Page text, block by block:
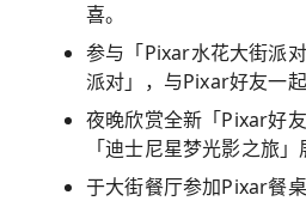
喜。
参与「Pixar水花大街派
派对」，与Pixar好友一
夜晚欣赏全新「Pixar好
「迪士尼星梦光影之旅」
于大街餐厅参加Pixar餐